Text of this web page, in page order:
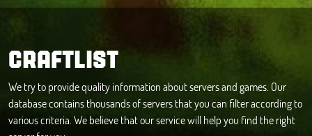
CRAFTLIST
We try to provide quality information about servers and games. Our
database contains thousands of servers that you can filter according to
various criteria. We believe that our service will help you find the right